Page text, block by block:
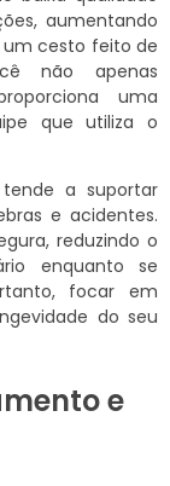
aumentando
um cesto feito de
não apenas
uma
que utiliza o
a suportar
e acidentes.
reduzindo o
enquanto se
focar em
do seu
e